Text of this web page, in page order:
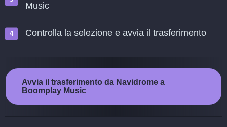
Music
Controlla la selezione e avvia il trasferimento
Avvia il trasferimento da Navidrome a
Boomplay Music